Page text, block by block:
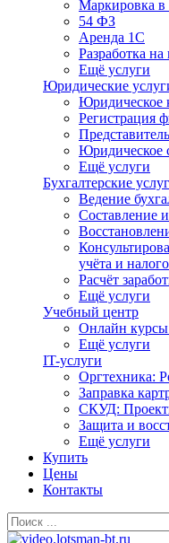
Маркировка в
54 ФЗ
Аренда 1С
Разработка
Ещё услуги
Юридические
Юридическое
Регистрация
Юридическое
Ещё услуги
Бухгалтерские
Ведение
Составление
учёта и
Расчёт
Ещё услуги
Учебный центр
Онлайн
Ещё услуги
IT-услуги
Оргтехника:
Заправка
СКУД:
Защита и
Ещё услуги
Купить
Цены
Контакты